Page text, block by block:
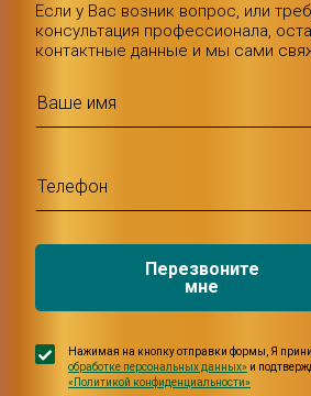
Если у Вас возник вопрос, или
консультация профессионала,
контактные данные и мы сами
Перезвоните
мне
Нажимая на кнопку отправки формы, Я
обработке персональных данных» и
«Политикой конфиденциальности»